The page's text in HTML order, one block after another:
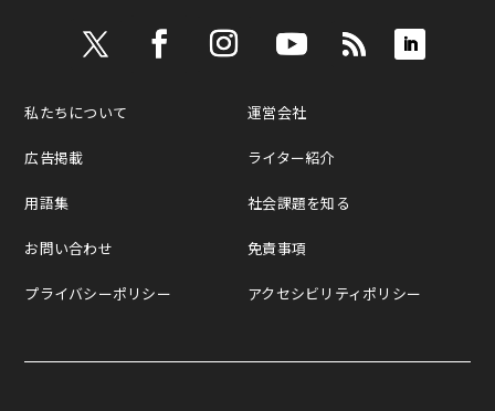
私たちについて
広告掲載
用語集
お問い合わせ
プライバシーポリシー
運営会社
ライター紹介
社会課題を知る
免責事項
アクセシビリティポリシー